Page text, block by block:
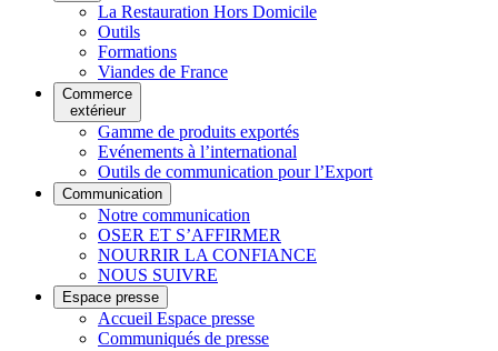
La Restauration Hors Domicile
Outils
Formations
Viandes de France
Commerce
extérieur
Gamme de produits exportés
Evénements à l’international
Outils de communication pour l’Export
Communication
Notre communication
OSER ET S’AFFIRMER
NOURRIR LA CONFIANCE
NOUS SUIVRE
Espace presse
Accueil Espace presse
Communiqués de presse